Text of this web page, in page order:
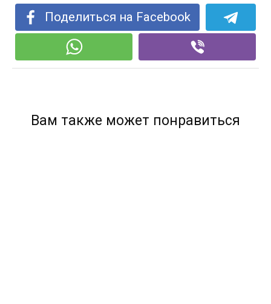
Поделиться на Facebook
Вам также может понравиться